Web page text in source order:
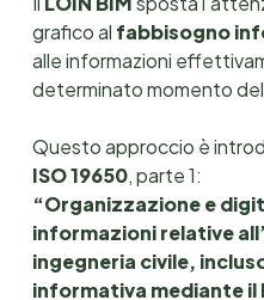
grafico al fabbisogno
alle informazioni
determinato momento
Questo approccio è
ISO 19650, parte 1:
“Organizzazione e
informazioni relative
ingegneria civile,
informativa mediante